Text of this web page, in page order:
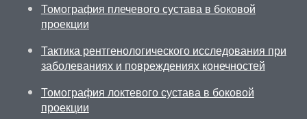
Томография плечевого сустава в боковой
проекции
Тактика рентгенологического исследования при
заболеваниях и повреждениях конечностей
Томография локтевого сустава в боковой
проекции